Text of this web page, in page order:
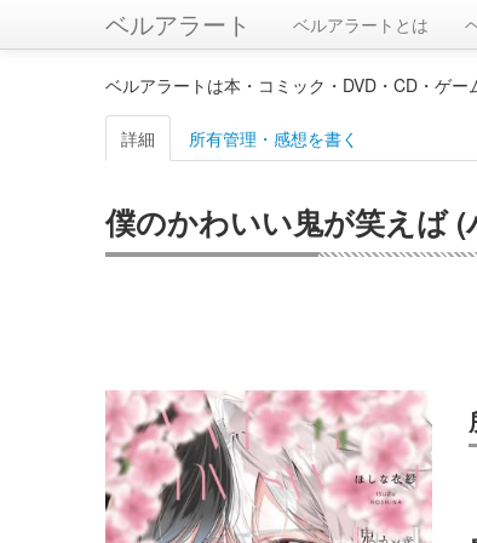
ベルアラート ベルアラートとは
ベルアラートは本・コミック・DVD・CD・ゲ
詳細 所有管理・感想を書く
僕のかわいい鬼が笑えば